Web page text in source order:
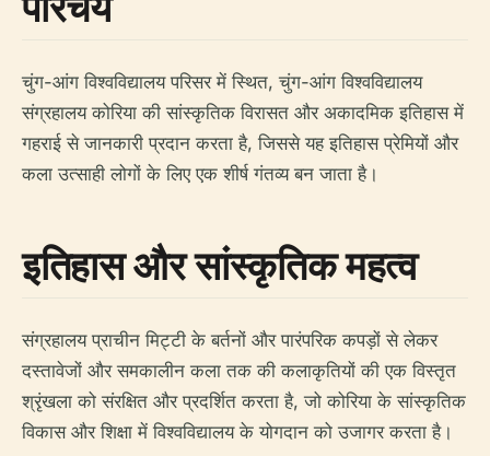
चुंग-आंग विश्वविद्यालय परिसर में स्थित, चुंग-आंग विश्वविद्यालय
संग्रहालय कोरिया की सांस्कृतिक विरासत और अकादमिक इतिहास में
गहराई से जानकारी प्रदान करता है, जिससे यह इतिहास प्रेमियों और
कला उत्साही लोगों के लिए एक शीर्ष गंतव्य बन जाता है।
इतिहास और सांस्कृतिक महत्व
संग्रहालय प्राचीन मिट्टी के बर्तनों और पारंपरिक कपड़ों से लेकर
दस्तावेजों और समकालीन कला तक की कलाकृतियों की एक विस्तृत
श्रृंखला को संरक्षित और प्रदर्शित करता है, जो कोरिया के सांस्कृतिक
विकास और शिक्षा में विश्वविद्यालय के योगदान को उजागर करता है।